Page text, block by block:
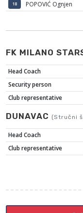
18 POPOVIĆ Ognjen
FK MILANO
Head Coach
Security person
Club representative
DUNAVAC (Stručni
Head Coach
Club representative